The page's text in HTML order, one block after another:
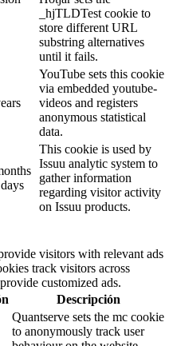
_hjTLDTest cookie to
store different URL
substring alternatives
until it fails.
YouTube sets this cookie
via embedded youtube-
videos and registers
anonymous statistical
data.
This cookie is used by
Issuu analytic system to
gather information
regarding visitor activity
on Issuu products.
visitors with relevant ads
track visitors across
customized ads.
Descripción
Quantserve sets the mc cookie
to anonymously track user